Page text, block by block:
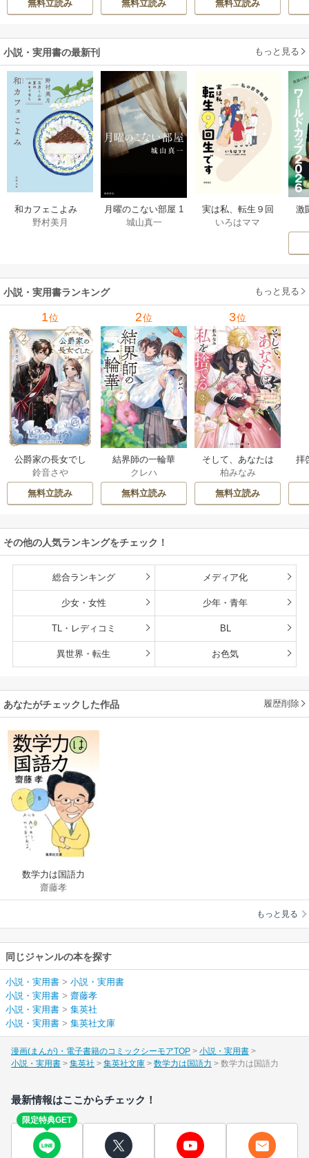
真実の恋を探しま
無料立読み 無料立読み
h-goon
無料立読み
小説・実用書の最新刊 もっと見る
和カフェこよみ
五月くんの夏のお
野村美月
月曜のこない部屋 1
巻
城山真一
実は私、転生９回
生です マンガ
いろはママ
激
小説・実用書ランキング もっと見る
1位
公爵家の長女でし
た
鈴音さや
無料立読み
2位
結界師の一輪華
クレハ
無料立読み
3位
そして、あなたは
私を捨てる
柏みなみ
無料立読み
拝
その他の人気ランキングをチェック！
総合ランキング メディア化
少女・女性 少年・青年
TL・レディコミ BL
異世界・転生 お色気
あなたがチェックした作品 履歴削除
数学力は国語力
齋藤孝
もっと見る
同じジャンルの本を探す
小説・実用書 > 小説・実用書
小説・実用書 > 齋藤孝
小説・実用書 > 集英社
小説・実用書 > 集英社文庫
漫画(まんが)・電子書籍のコミックシーモアTOP
小説・実用書
小説・実用書
集英社 集英社文庫 数学力は国語力 数学力は国語力
最新情報はここからチェック！
限定特典GET